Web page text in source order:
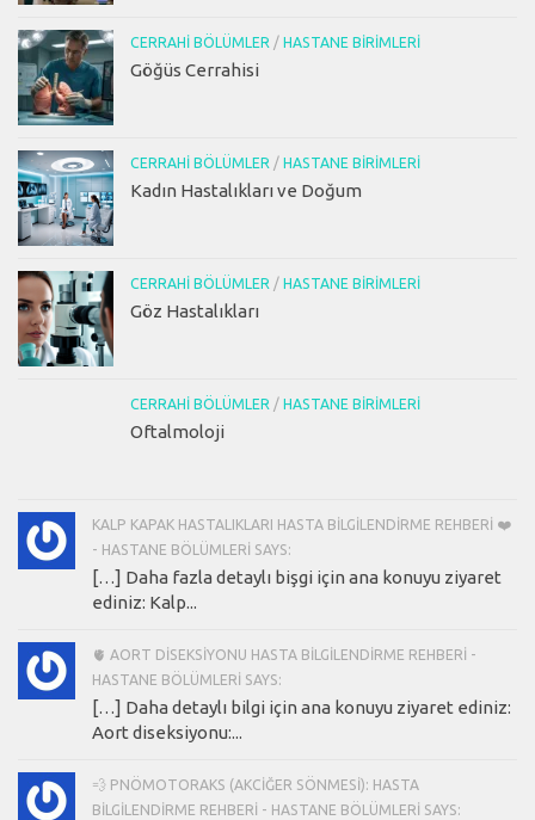
CERRAHI BÖLÜMLER / HASTANE BIRIMLERI
Göğüs Cerrahisi
CERRAHI BÖLÜMLER / HASTANE BIRIMLERI
Kadın Hastalıkları ve Doğum
CERRAHI BÖLÜMLER / HASTANE BIRIMLERI
Göz Hastalıkları
CERRAHI BÖLÜMLER / HASTANE BIRIMLERI
Oftalmoloji
KALP KAPAK HASTALIKLARI HASTA BILGILENDIRME REHBERI ❤️
- HASTANE BÖLÜMLERI SAYS:
[…] Daha fazla detaylı bişgi için ana konuyu ziyaret
ediniz: Kalp...
🫀 AORT DISEKSIYONU HASTA BILGILENDIRME REHBERI -
HASTANE BÖLÜMLERI SAYS:
[…] Daha detaylı bilgi için ana konuyu ziyaret ediniz:
Aort diseksiyonu:...
💨 PNÖMOTORAKS (AKCIĞER SÖNMESI): HASTA
BILGILENDIRME REHBERI - HASTANE BÖLÜMLERI SAYS: